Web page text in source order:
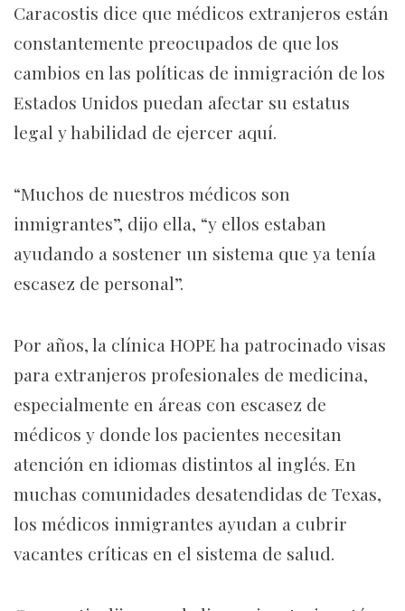
Caracostis dice que médicos extranjeros están
constantemente preocupados de que los
cambios en las políticas de inmigración de los
Estados Unidos puedan afectar su estatus
legal y habilidad de ejercer aquí.
“Muchos de nuestros médicos son
inmigrantes”, dijo ella, “y ellos estaban
ayudando a sostener un sistema que ya tenía
escasez de personal”.
Por años, la clínica HOPE ha patrocinado visas
para extranjeros profesionales de medicina,
especialmente en áreas con escasez de
médicos y donde los pacientes necesitan
atención en idiomas distintos al inglés. En
muchas comunidades desatendidas de Texas,
los médicos inmigrantes ayudan a cubrir
vacantes críticas en el sistema de salud.